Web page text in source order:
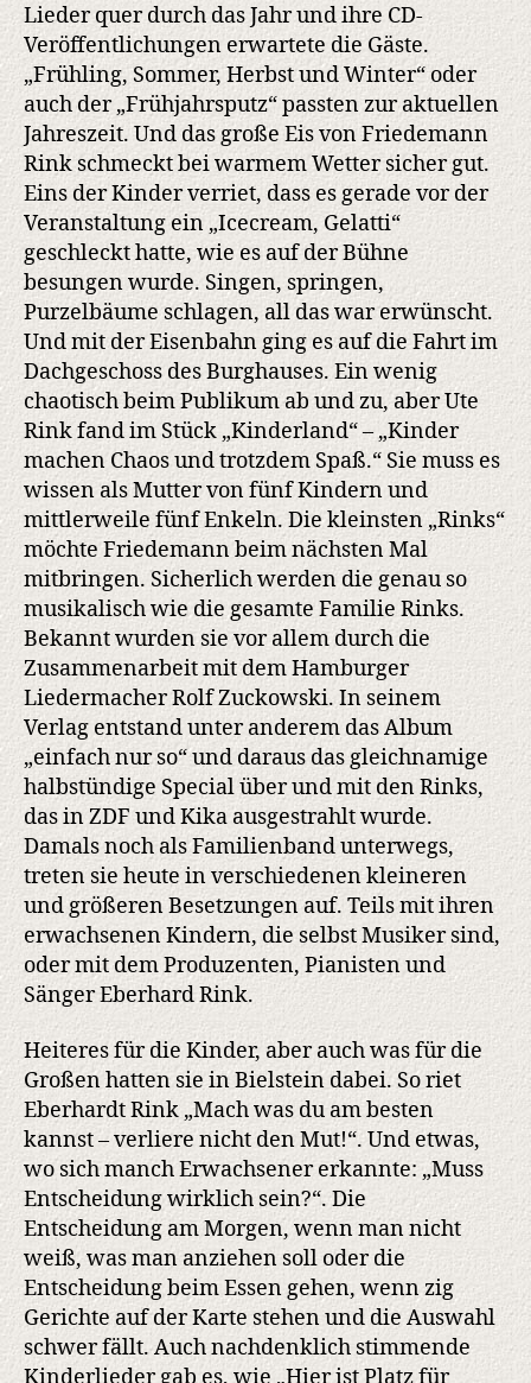
Lieder quer durch das Jahr und ihre CD-
Veröffentlichungen erwartete die Gäste.
„Frühling, Sommer, Herbst und Winter“ oder
auch der „Frühjahrsputz“ passten zur aktuellen
Jahreszeit. Und das große Eis von Friedemann
Rink schmeckt bei warmem Wetter sicher gut.
Eins der Kinder verriet, dass es gerade vor der
Veranstaltung ein „Icecream, Gelatti“
geschleckt hatte, wie es auf der Bühne
besungen wurde. Singen, springen,
Purzelbäume schlagen, all das war erwünscht.
Und mit der Eisenbahn ging es auf die Fahrt im
Dachgeschoss des Burghauses. Ein wenig
chaotisch beim Publikum ab und zu, aber Ute
Rink fand im Stück „Kinderland“ – „Kinder
machen Chaos und trotzdem Spaß.“ Sie muss es
wissen als Mutter von fünf Kindern und
mittlerweile fünf Enkeln. Die kleinsten „Rinks“
möchte Friedemann beim nächsten Mal
mitbringen. Sicherlich werden die genau so
musikalisch wie die gesamte Familie Rinks.
Bekannt wurden sie vor allem durch die
Zusammenarbeit mit dem Hamburger
Liedermacher Rolf Zuckowski. In seinem
Verlag entstand unter anderem das Album
„einfach nur so“ und daraus das gleichnamige
halbstündige Special über und mit den Rinks,
das in ZDF und Kika ausgestrahlt wurde.
Damals noch als Familienband unterwegs,
treten sie heute in verschiedenen kleineren
und größeren Besetzungen auf. Teils mit ihren
erwachsenen Kindern, die selbst Musiker sind,
oder mit dem Produzenten, Pianisten und
Sänger Eberhard Rink.
Heiteres für die Kinder, aber auch was für die
Großen hatten sie in Bielstein dabei. So riet
Eberhardt Rink „Mach was du am besten
kannst – verliere nicht den Mut!“. Und etwas,
wo sich manch Erwachsener erkannte: „Muss
Entscheidung wirklich sein?“. Die
Entscheidung am Morgen, wenn man nicht
weiß, was man anziehen soll oder die
Entscheidung beim Essen gehen, wenn zig
Gerichte auf der Karte stehen und die Auswahl
schwer fällt. Auch nachdenklich stimmende